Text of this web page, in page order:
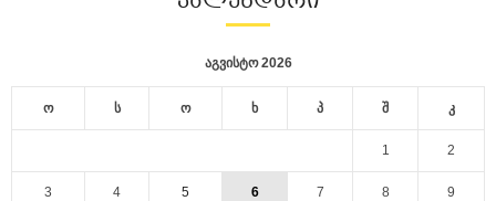
აგვისტო 2026
ო ს ო ხ პ შ კ
1 2
3 4 5 6 7 8 9